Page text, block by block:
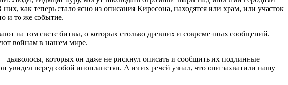
как теперь стало ясно из описания Киросона, находятся или храм, или участок
и то же событие.
на том свете битвы, о которых столько древних и современных сообщений.
войнам в нашем мире.
которых он даже не рискнул описать и сообщить их подлинные
перед собой инопланетян. А из их речей узнал, что они захватили нашу